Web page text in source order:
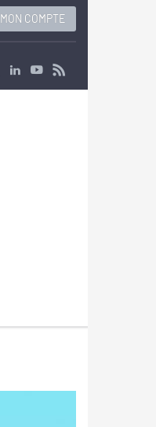
MON COMPTE